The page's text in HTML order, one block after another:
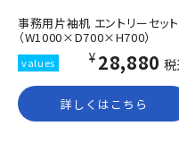
事務用片袖机 エントリーセット
（W1000×D700×H700）
¥28,880
詳しくはこちら